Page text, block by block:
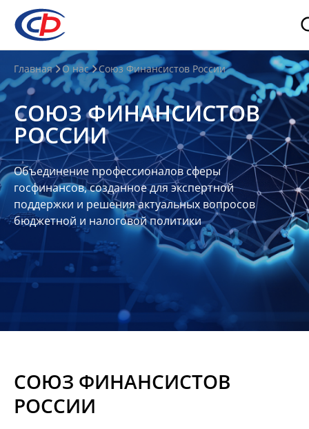
О
нас
О
СФР
Совет
Союза
Участники
Планы
отчеты
Контакты
Материалы
Главная О нас Союз Финансистов России
СОЮЗ ФИНАНСИСТОВ
РОССИИ
Объединение профессионалов сферы
госфинансов, созданное для экспертной
поддержки и решения актуальных вопросов
бюджетной и налоговой политики
СОЮЗ ФИНАНСИСТОВ
РОССИИ